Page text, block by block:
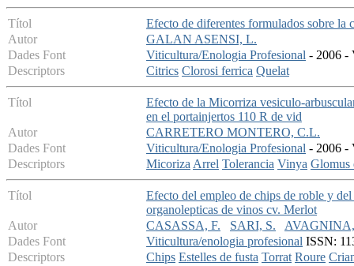
Títol
Efecto de diferentes formulados sobre la
Autor
GALAN ASENSI, L.
Dades Font
Viticultura/Enologia Profesional - 2006 -
Descriptors
Citrics Clorosi ferrica Quelat
Títol
Efecto de la Micorriza vesiculo-
en el portainjertos 110 R de vid
Autor
CARRETERO MONTERO, C.L.
Dades Font
Viticultura/Enologia Profesional - 2006 -
Descriptors
MicorizaArrel Tolerancia Vinya Glomus
Títol
Efecto del empleo de chips de roble y
organolepticas de vinos cv. Merlot
Autor
CASASSA, F. SARI, S.
Dades Font
Viticultura/enologia profesional ISSN:
Descriptors
Chips Estelles de fusta Torrat Roure